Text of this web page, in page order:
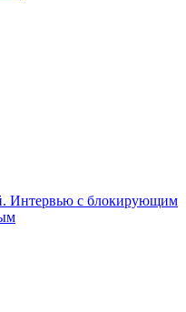
Интервью с блокирующим